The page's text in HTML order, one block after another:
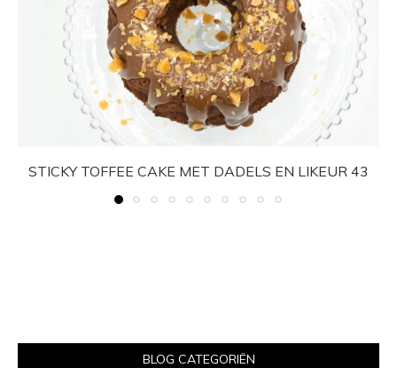
STICKY TOFFEE CAKE MET DADELS EN LIKEUR 43
BLOG CATEGORIËN